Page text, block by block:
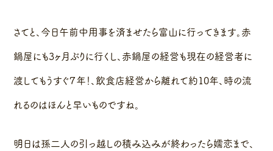
さてと、今日午前中用事を済ませたら富山に行ってきます。赤
鍋屋にも3ヶ月ぶりに行くし、赤鍋屋の経営も現在の経営者に
渡してもうすぐ７年！、飲食店経営から離れて約10年、時の流
れるのはほんと早いものですね。
明日は孫二人の引っ越しの積み込みが終わったら嬬恋まで、